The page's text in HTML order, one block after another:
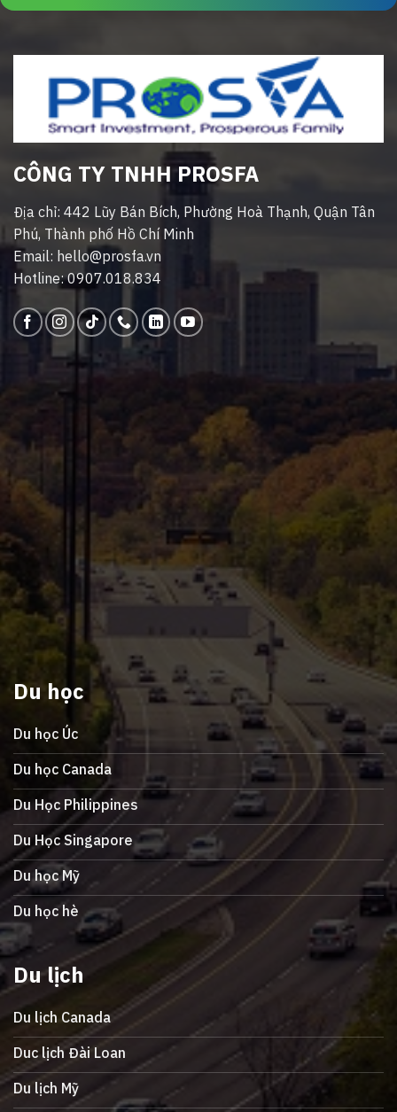
CÔNG TY TNHH PROSFA
Địa chỉ: 442 Lũy Bán Bích, Phường Hoà Thạnh, Quận Tân
Phú, Thành phố Hồ Chí Minh
Email: hello@prosfa.vn
Hotline: 0907.018.834
Du học
Du học Úc
Du học Canada
Du Học Philippines
Du Học Singapore
Du học Mỹ
Du học hè
Du lịch
Du lịch Canada
Duc lịch Đài Loan
Du lịch Mỹ